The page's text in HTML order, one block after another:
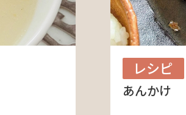
レシピ
あんかけ